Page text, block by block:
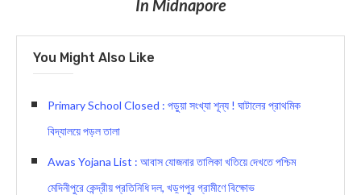
In Midnapore
You Might Also Like
Primary School Closed : পড়ুয়া সংখ্যা শূন্য ! ঘাটালের প্রাথমিক
বিদ্যালয়ে পড়ল তালা
Awas Yojana List : আবাস যোজনার তালিকা খতিয়ে দেখতে পশ্চিম
মেদিনীপুরে কেন্দ্রীয় প্রতিনিধি দল, খড়্গপুর গ্রামীণে বিক্ষোভ